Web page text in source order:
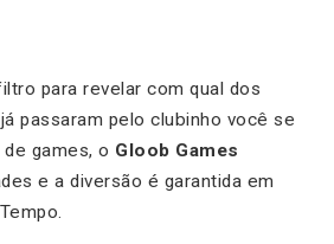
para revelar com qual dos
passaram pelo clubinho você se
games, o Gloob Games
e a diversão é garantida em